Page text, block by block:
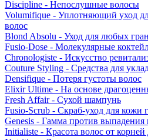
Discipline - Непослушные волосы
Volumifique - Уплотняющий уход
волос
Blond Absolu - Уход для любых
Fusio-Dose - Молекулярные
Chronologiste - Искусство
Couture Styling - Средства для
Densifique - Потеря густоты волос
Elixir Ultime - На основе
Fresh Affair - Сухой шампунь
Fusio-Scrub - Скраб-уход для кожи
Genesis - Гамма против выпадения
Initialiste - Красота волос от корней